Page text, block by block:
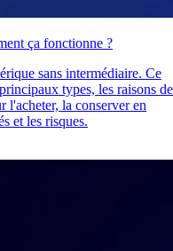
ça fonctionne ?
sans intermédiaire. Ce
types, les raisons de
l'acheter, la conserver en
et les risques.